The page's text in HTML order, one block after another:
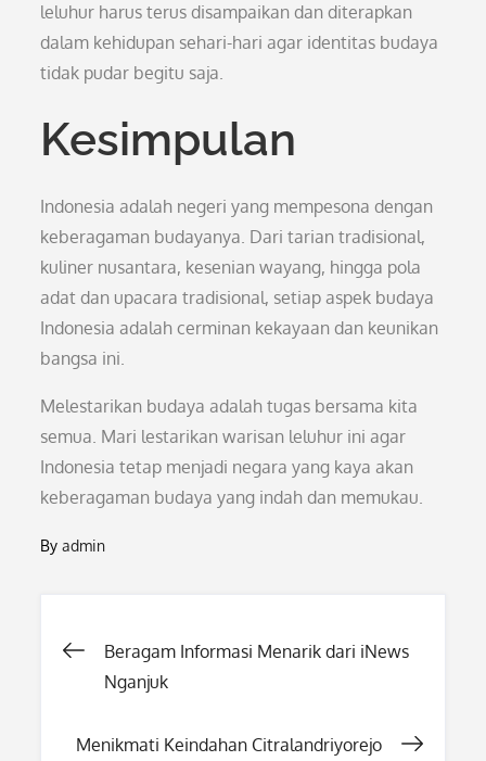
leluhur harus terus disampaikan dan diterapkan
dalam kehidupan sehari-hari agar identitas budaya
tidak pudar begitu saja.
Kesimpulan
Indonesia adalah negeri yang mempesona dengan
keberagaman budayanya. Dari tarian tradisional,
kuliner nusantara, kesenian wayang, hingga pola
adat dan upacara tradisional, setiap aspek budaya
Indonesia adalah cerminan kekayaan dan keunikan
bangsa ini.
Melestarikan budaya adalah tugas bersama kita
semua. Mari lestarikan warisan leluhur ini agar
Indonesia tetap menjadi negara yang kaya akan
keberagaman budaya yang indah dan memukau.
Byadmin
Post
Beragam Informasi Menarik dari iNews
Nganjuk
Menikmati Keindahan Citralandriyorejo